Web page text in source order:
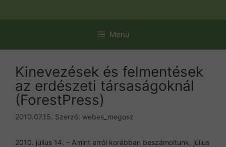
Menü
Kinevezések és felmentések
az erdészeti társaságoknál
(ForestPress)
2010.07.15. Szerző: webes_megosz
2010. július 14. – Amint arról korábban beszámoltunk, július